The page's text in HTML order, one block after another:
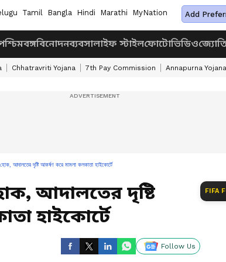
Tamil Bangla Hindi Marathi MyNation Add
বিনোদনব্যবসালাইফ স্টাইলফোটোভিডিও
Chhatravriti Yojana 7th Pay Commission Annapurna
আদালতের দৃষ্টি আকর্ষণ করে মামলা কলকাতা হাইকোর্টে
আদালতের দৃষ্টি
হাইকোর্টে
Follow Us
FIFA